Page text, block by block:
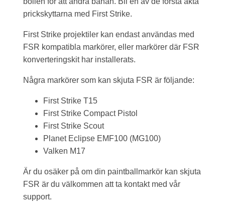
prickskyttarna med First Strike.
First Strike projektiler kan endast användas med
FSR kompatibla markörer, eller markörer där FSR
konverteringskit har installerats.
Några markörer som kan skjuta FSR är följande:
First Strike T15
First Strike Compact Pistol
First Strike Scout
Planet Eclipse EMF100 (MG100)
Valken M17
Är du osäker på om din paintballmarkör kan skjuta
FSR är du välkommen att ta kontakt med vår
support.